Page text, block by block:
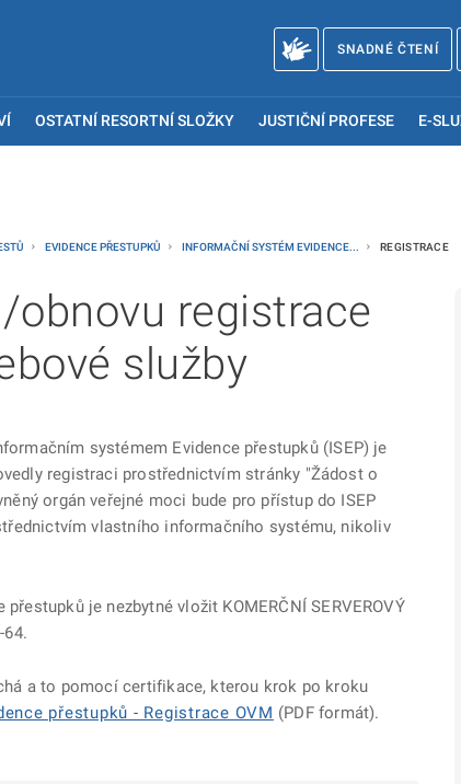
SNADNÉ ČTENÍ
OSTATNÍ RESORTNÍ SLOŽKY JUSTIČNÍ PROFESE E-
EVIDENCE PŘESTUPKŮ INFORMAČNÍ SYSTÉM EVIDENCE... REGISTRACE
registrace
služby
systémem Evidence přestupků (ISEP) je
registraci prostřednictvím stránky "Žádost o
orgán veřejné moci bude pro přístup do ISEP
vlastního informačního systému, nikoliv
je nezbytné vložit KOMERČNÍ SERVEROVÝ
64.
a to pomocí certifikace, kterou krok po kroku
přestupků - Registrace OVM (PDF formát).